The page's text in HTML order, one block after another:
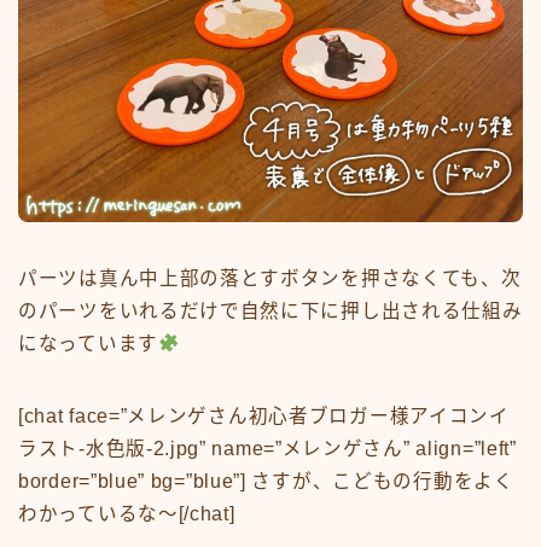
パーツは真ん中上部の落とすボタンを押さなくても、次
のパーツをいれるだけで自然に下に押し出される仕組み
になっています
[chat face=”メレンゲさん初心者ブロガー様アイコンイ
ラスト-水色版-2.jpg” name=”メレンゲさん” align=”left”
border=”blue” bg=”blue”] さすが、こどもの行動をよく
わかっているな〜[/chat]